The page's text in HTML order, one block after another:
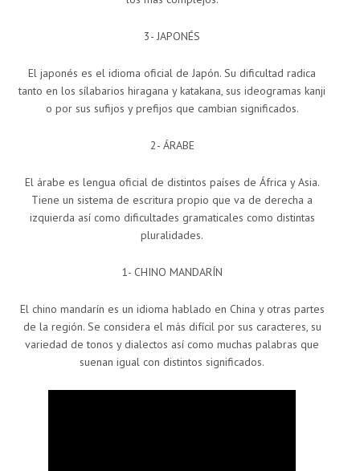
3- JAPONÉS
El japonés es el idioma oficial de Japón. Su dificultad radica
tanto en los sílabarios hiragana y katakana, sus ideogramas kanji
o por sus sufijos y prefijos que cambian significados.
2- ÁRABE
El árabe es lengua oficial de distintos países de África y Asia.
Tiene un sistema de escritura propio que va de derecha a
izquierda así como dificultades gramaticales como distintas
pluralidades.
1- CHINO MANDARÍN
El chino mandarín es un idioma hablado en China y otras partes
de la región. Se considera el más difícil por sus caracteres, su
variedad de tonos y dialectos así como muchas palabras que
suenan igual con distintos significados.